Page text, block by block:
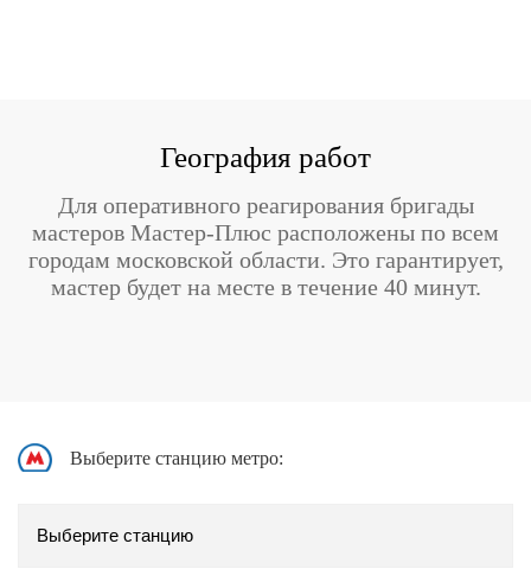
География работ
Для оперативного реагирования бригады
мастеров Мастер-Плюс расположены по всем
городам московской области. Это гарантирует,
мастер будет на месте в течение 40 минут.
Выберите станцию метро: